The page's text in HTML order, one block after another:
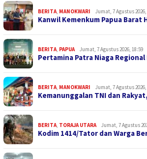
BERITA, MANOKWARI Jumat, 7 Agustus 2026,
Kanwil Kemenkum Papua Barat
BERITA, PAPUA Jumat, 7 Agustus 2026, 18:59
Pertamina Patra Niaga
BERITA, MANOKWARI Jumat, 7 Agustus 2026,
Kemanunggalan TNI dan
BERITA, TORAJA UTARA Jumat, 7 Agustus
Kodim 1414/Tator dan Warga